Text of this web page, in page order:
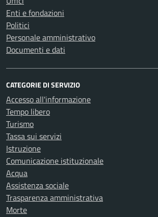
Enti e fondazioni
Politici
Personale amministrativo
Documenti e dati
CATEGORIE DI SERVIZIO
Accesso all'informazione
Tempo libero
Turismo
Tassa sui servizi
Istruzione
Comunicazione istituzionale
Acqua
Assistenza sociale
Trasparenza amministrativa
Morte